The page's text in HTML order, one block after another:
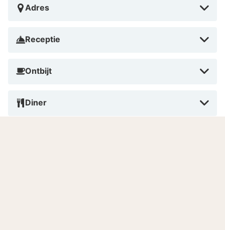
Begin de dag met een uitgebreid ontbijtbuffet en
verwarmde binnenzwembad en de sauna, die gratis
Sluit de dag af met een dinerbuffet met live cooking
Geniet daarna van een drankje in de gezellige bar met
Adres
Receptie
Ontbijt
Diner